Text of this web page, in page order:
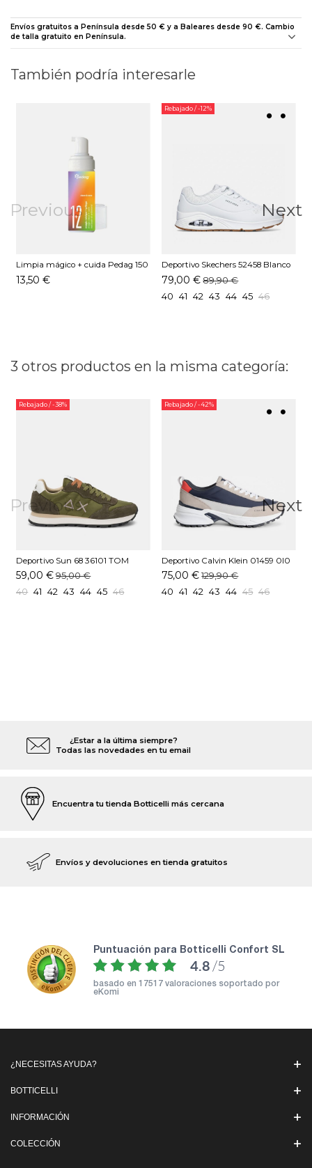
Envíos gratuitos a Península desde 50 € y a Baleares desde 90 €. Cambio
de talla gratuito en Península.
También podría interesarle
Previous
Limpia mágico + cuida Pedag 150
ML
13,50 €
Rebajado/ -12%
Deportivo Skechers 52458 Blanco
79,00 € 89,90 €
40 41 42 43 44 45 46
Next
3 otros productos en la misma categoría:
Previous
Rebajado/ -38%
Deportivo Sun 68 36101 TOM
SOLID Kaki
59,00 € 95,00 €
40 41 42 43 44 45 46
Rebajado/ -42%
Deportivo Calvin Klein 01459 0I0
azul marino
75,00 € 129,90 €
40 41 42 43 44 45 46
Next
¿Estar a la última siempre?
Todas las novedades en tu email
Encuentra tu tienda Botticelli más cercana
Envíos y devoluciones en tienda gratuitos
puntuación para Botticelli Confort SL
4.8 /5
basado en 17517 valoraciones soportado por
eKomi
¿NECESITAS AYUDA?
BOTTICELLI
INFORMACIÓN
COLECCIÓN